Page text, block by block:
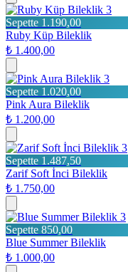
3
Sepette 1.190,00
Ruby Küp Bileklik
₺ 1.400,00
3
Sepette 1.020,00
Pink Aura Bileklik
₺ 1.200,00
3
Sepette 1.487,50
Zarif Soft İnci Bileklik
₺ 1.750,00
3
Sepette 850,00
Blue Summer Bileklik
₺ 1.000,00